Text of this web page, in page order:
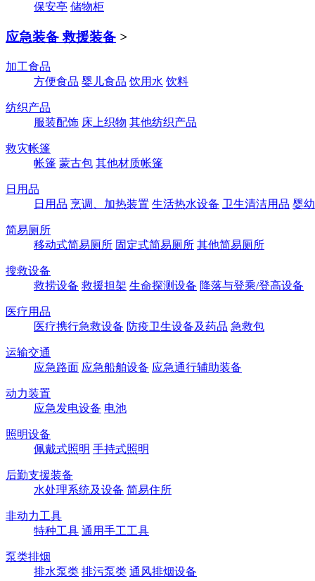
保安亭 储物柜
应急装备 救援装备 >
加工食品
方便食品 婴儿食品 饮用水 饮料
纺织产品
服装配饰 床上织物 其他纺织产品
救灾帐篷
帐篷 蒙古包 其他材质帐篷
日用品
日用品 烹调、加热装置 生活热水设备 卫生清洁用品 婴
简易厕所
移动式简易厕所 固定式简易厕所 其他简易厕所
搜救设备
救捞设备 救援担架 生命探测设备 降落与登乘/登高设备
医疗用品
医疗携行急救设备 防疫卫生设备及药品 急救包
运输交通
应急路面 应急船舶设备 应急通行辅助装备
动力装置
应急发电设备 电池
照明设备
佩戴式照明 手持式照明
后勤支援装备
水处理系统及设备 简易住所
非动力工具
特种工具 通用手工工具
泵类排烟
排水泵类 排污泵类 通风排烟设备